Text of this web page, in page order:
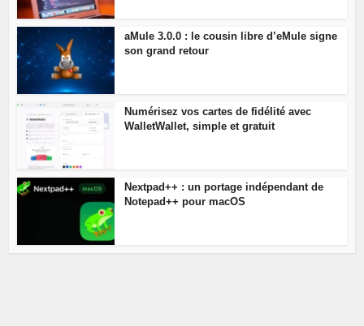
aMule 3.0.0 : le cousin libre d’eMule signe
son grand retour
Numérisez vos cartes de fidélité avec
WalletWallet, simple et gratuit
Nextpad++ : un portage indépendant de
Notepad++ pour macOS